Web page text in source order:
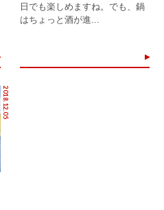
日でも楽しめますね。でも、鍋
はちょっと酒が進...
2018.12.05